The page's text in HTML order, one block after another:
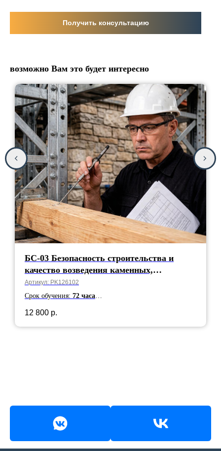
Получить консультацию
возможно Вам это будет интересно
БС-03 Безопасность строительства и
качество возведения каменных,
металлических и деревянных
строительных конструкций
Артикул: PK126102
Срок обучения: 72 часа
12 800 р.